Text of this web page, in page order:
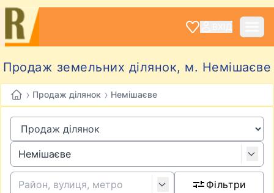
Продаж земельних ділянок, м. Немішаєве
› Продаж ділянок › Немішаєве
Фільтри